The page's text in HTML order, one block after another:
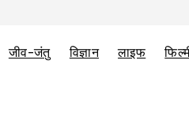
जीव-जंतु विज्ञान लाइफ